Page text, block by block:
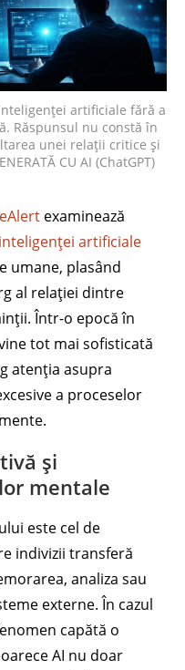
artificiale fără a
Răspunsul nu constă în
unei relații critice și
CU AI (ChatGPT)
examinează
inteligenței artificiale
umane, plasând
al relației dintre
Într-o epocă în
tot mai sofisticată
atenția asupra
a proceselor
și
mentale
este cel de
indivizii transferă
analiza sau
externe. În cazul
capătă o
AI nu doar